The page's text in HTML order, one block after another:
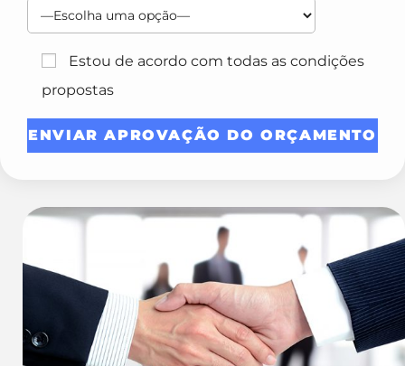
Estou de acordo com todas as condições
propostas